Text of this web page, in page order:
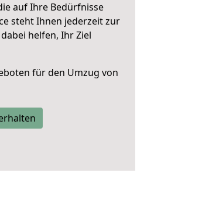
auf Ihre Bedürfnisse
steht Ihnen jederzeit zur
helfen, Ihr Ziel
für den Umzug von